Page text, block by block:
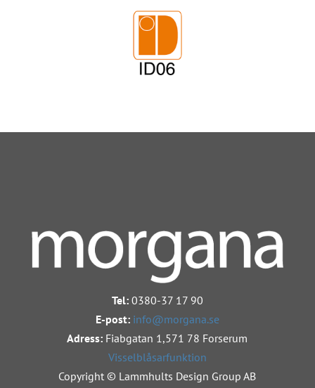
Tel:0380-37 17 90
E-post: info@morgana.se
Adress: Fiabgatan 1,571 78 Forserum
Visselblåsarfunktion
Copyright © Lammhults Design Group AB